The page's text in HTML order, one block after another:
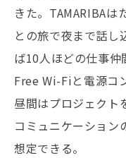
きた。TAMARIBAは
との旅で夜まで話し
ば10人ほどの仕事仲
Free Wi-Fiと電源コ
昼間はプロジェクト
コミュニケーション
想定できる。